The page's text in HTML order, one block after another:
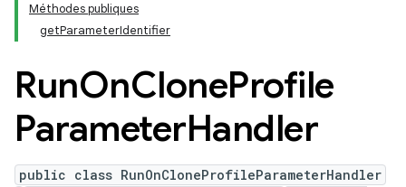
Méthodes publiques
getParameterIdentifier
RunOnCloneProfile
ParameterHandler
public class RunOnCloneProfileParameterHandler